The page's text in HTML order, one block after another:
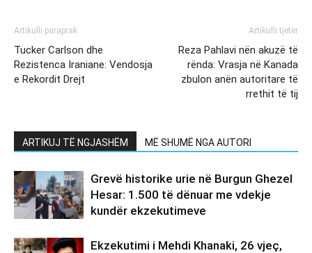
Artikulli paraprak
Tucker Carlson dhe
Rezistenca Iraniane: Vendosja
e Rekordit Drejt
Artikulli tjetër
Reza Pahlavi nën akuzë të
rënda: Vrasja në Kanada
zbulon anën autoritare të
rrethit të tij
ARTIKUJ TË NGJASHËM MË SHUMË NGA AUTORI
Grevë historike urie në Burgun Ghezel
Hesar: 1.500 të dënuar me vdekje
kundër ekzekutimeve
Ekzekutimi i Mehdi Khanaki, 26 vjeç,